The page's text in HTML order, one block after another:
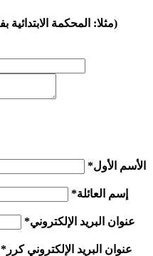
(مثلا: المحكمة الابتدائية بفرانكفورت ،سجل تجاري رقم 1234)
الأسم الأول*
إسم العائلة*
عنوان البريد الإلكتروني*
عنوان البريد الإلكتروني كرر*